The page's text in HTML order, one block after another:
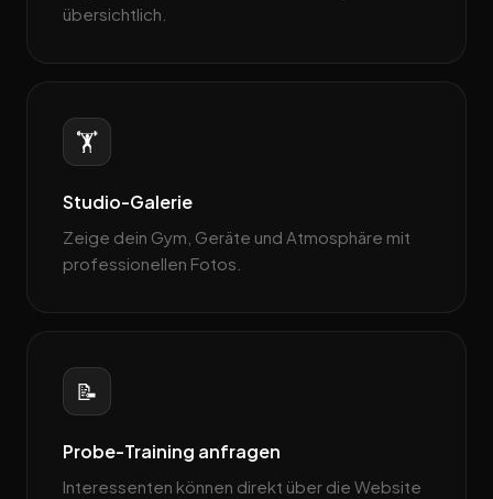
übersichtlich.
🏋️
Studio-Galerie
Zeige dein Gym, Geräte und Atmosphäre mit
professionellen Fotos.
📝
Probe-Training anfragen
Interessenten können direkt über die Website